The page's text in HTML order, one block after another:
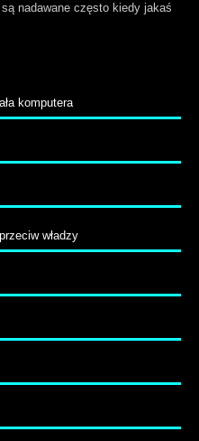
nadawane często kiedy jakaś
komputera
władzy